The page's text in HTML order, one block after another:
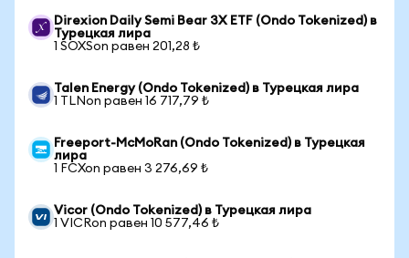
Direxion Daily Semi Bear 3X ETF (Ondo Tokenized) в
Турецкая лира
1 SOXSon равен 201,28 ₺
Talen Energy (Ondo Tokenized) в Турецкая лира
1 TLNon равен 16 717,79 ₺
Freeport-McMoRan (Ondo Tokenized) в Турецкая
лира
1 FCXon равен 3 276,69 ₺
Vicor (Ondo Tokenized) в Турецкая лира
1 VICRon равен 10 577,46 ₺